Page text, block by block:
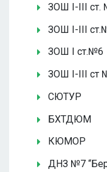
ЗОШ І-ІІІ
ЗОШ І-ІІІ
ЗОШ І ст.№6
ЗОШ І-ІІІ ст
СЮТУР
БХТДЮМ
КЮМОР
ДНЗ №7